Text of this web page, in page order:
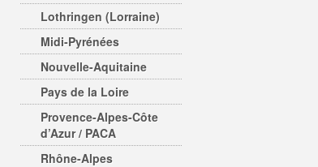
Lothringen (Lorraine)
Midi-Pyrénées
Nouvelle-Aquitaine
Pays de la Loire
Provence-Alpes-Côte
d’Azur / PACA
Rhône-Alpes